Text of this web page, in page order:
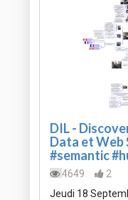
DIL -
Data et Web
#semantic
4649
2
Jeudi 18